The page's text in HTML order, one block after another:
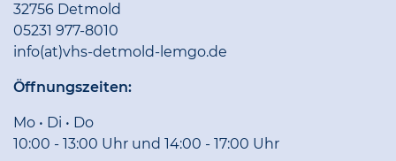
32756 Detmold
05231 977-8010
info(at)vhs-detmold-lemgo.de
Öffnungszeiten:
Mo • Di • Do
10:00 - 13:00 Uhr und 14:00 - 17:00 Uhr